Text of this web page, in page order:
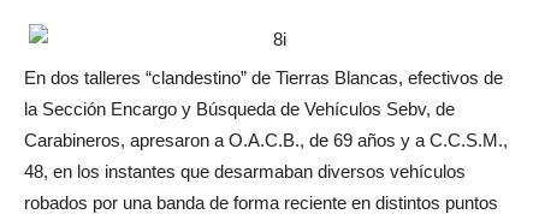
En dos talleres “clandestino” de Tierras Blancas, efectivos de
la Sección Encargo y Búsqueda de Vehículos Sebv, de
Carabineros, apresaron a O.A.C.B., de 69 años y a C.C.S.M.,
48, en los instantes que desarmaban diversos vehículos
robados por una banda de forma reciente en distintos puntos